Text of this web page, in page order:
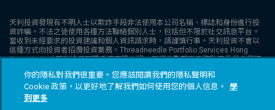
天利投資發現有不明人士以欺詐手段非法使用本公司名稱、標誌和身份進行投
資詐騙。不法之徒使用各種方法聯絡個別人士，包括但不限於社交訊息平台。
當收到未經要求的投資建議和個人資訊請求時，請謹慎行事。天利投資不會以
這種方式向投資者招攬投資業務。Threadneedle Portfolio Services Hong
Kong Limited 天利投資管理香港有限公司。獲證券及期貨事務監察委員會發牌
港註冊，註冊編號為1173058。本網站未經證券及期貨事務監察委員會 (“證監
會” ) 審核。Columbia Threadneedle Investments (Columbia Threadneedle)
是 Columbia 和 Threadneedle 集團公司的全球品牌名稱。© 2026 Columbia
你的隱私對我們很重要。您應該閱讀我們的隱私聲明和
Cookie 政策，以更好地了解我們如何使用您的個人信息。
學
到更多